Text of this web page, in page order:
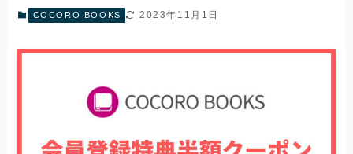
COCORO BOOKS 2023年11月1日